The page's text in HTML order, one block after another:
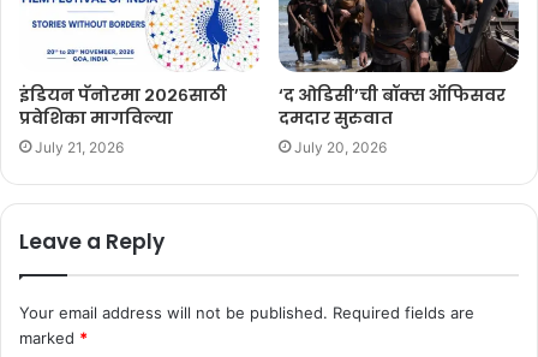
इंडियन पॅनोरमा २०२६साठी
प्रवेशिका मागविल्या
July 21, 2026
‘द ओडिसी’ची बॉक्स ऑफिसवर
दमदार सुरुवात
July 20, 2026
Leave a Reply
Your email address will not be published. Required fields are
marked *